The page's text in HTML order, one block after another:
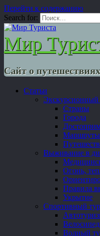
Перейти к содержанию
Search for:
Мир
Сайт о путешествиях
Статьи
Экскурсионный
Страны
Города
Маршруты
Выживание в
Огонь,
Правила
Укрытие
Спортивный
Водный